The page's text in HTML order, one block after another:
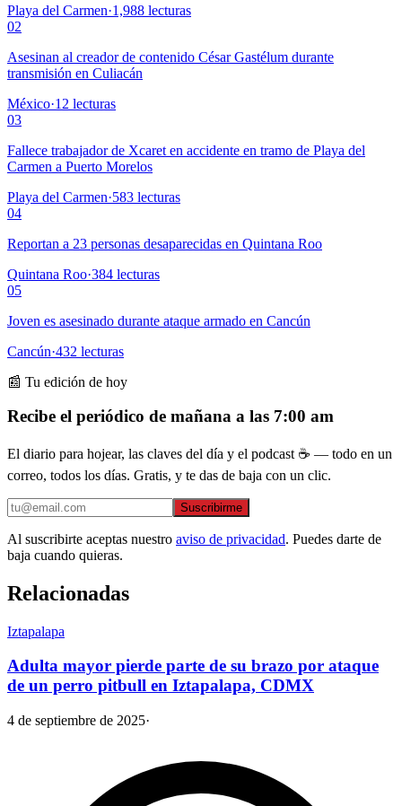
Playa del Carmen·1,988 lecturas
02
Asesinan al creador de contenido César Gastélum durante
transmisión en Culiacán
México·12 lecturas
03
Fallece trabajador de Xcaret en accidente en tramo de Playa del
Carmen a Puerto Morelos
Playa del Carmen·583 lecturas
04
Reportan a 23 personas desaparecidas en Quintana Roo
Quintana Roo·384 lecturas
05
Joven es asesinado durante ataque armado en Cancún
Cancún·432 lecturas
📰 Tu edición de hoy
Recibe el periódico de mañana a las 7:00 am
El diario para hojear, las claves del día y el podcast ☕ — todo en un
correo, todos los días. Gratis, y te das de baja con un clic.
Suscribirme
Al suscribirte aceptas nuestro aviso de privacidad. Puedes darte de
baja cuando quieras.
Relacionadas
Iztapalapa
Adulta mayor pierde parte de su brazo por ataque
de un perro pitbull en Iztapalapa, CDMX
4 de septiembre de 2025·